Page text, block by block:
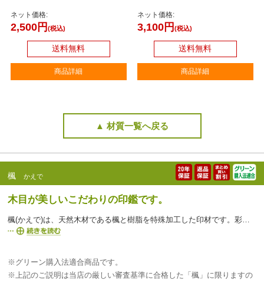
ネット価格:
2,500円 (税込)
送料無料
商品詳細
ネット価格:
3,100円 (税込)
送料無料
商品詳細
▲ 材質一覧へ戻る
楓 かえで
木目が美しいこだわりの印鑑です。
楓(かえで)は、天然木材である楓と樹脂を特殊加工した印材です。彩華と同じく、認め印として長年使用してもヒズミ・曲がり・ヒビ割れ・サイズの狂いが少なく水牛並の強度があります。資源の枯渇を避ける為開発された印材という事で、環境関連企業団体に推薦されています。特に独特の木目が大変美しく認め印でも人気の印材です。
※グリーン購入法適合商品です。
※上記のご説明は当店の厳しい審査基準に合格した「楓」に限りますの